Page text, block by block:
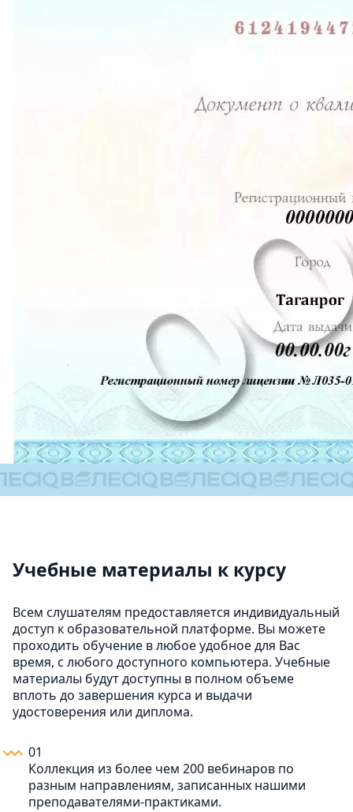
Учебные материалы к курсу
Всем слушателям предоставляется индивидуальный
доступ к образовательной платформе. Вы можете
проходить обучение в любое удобное для Вас
время, с любого доступного компьютера. Учебные
материалы будут доступны в полном объеме
вплоть до завершения курса и выдачи
удостоверения или диплома.
01
Коллекция из более чем 200 вебинаров по
разным направлениям, записанных нашими
преподавателями-практиками.